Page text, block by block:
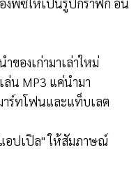
งพีซีให้เป็นรูปกราฟิก อัน
องเก่ามาเล่าใหม่
ล่น MP3 แค่นำมา
าร์ทโฟนและแท็บเลต
อปเปิล" ให้สัมภาษณ์